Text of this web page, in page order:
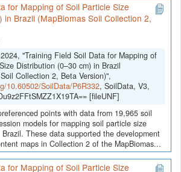
for Mapping of Soil Particle Size
in Brazil (MapBiomas Soil Collection 2,
"Training Field Soil Data for Mapping of
Distribution (0–30 cm) in Brazil
Collection 2, Beta Version)",
10.60502/SoilData/P6R332, SoilData, V3,
[fileUNF]
points with data from 19,965 soil
models for mapping soil particle size
These data supported the development
maps in Collection 2 of the MapBiomas...
for Mapping of Soil Particle Size